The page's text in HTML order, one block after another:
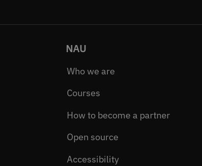
NAU
Who we are
Courses
How to become a partner
Open source
Accessibility